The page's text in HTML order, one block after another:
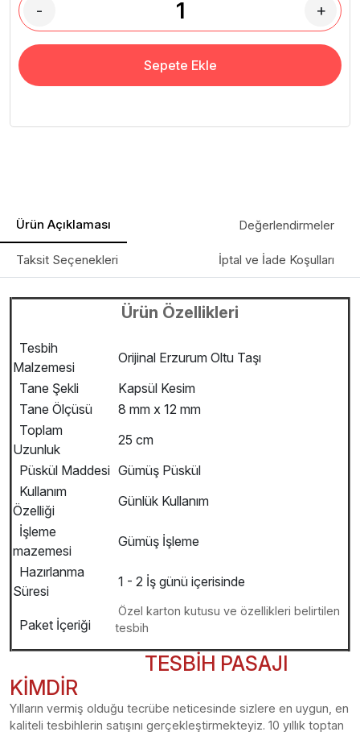
- +
Sepete Ekle
Ürün Açıklaması Değerlendirmeler
Taksit Seçenekleri İptal ve İade Koşulları
Ürün Özellikleri
Tesbih
Malzemesi
Orijinal Erzurum Oltu Taşı
Tane Şekli
Kapsül Kesim
Tane Ölçüsü
8 mm x 12 mm
Toplam
Uzunluk
25 cm
Püskül Maddesi Gümüş Püskül
Kullanım
Özelliği
Günlük Kullanım
İşleme
mazemesi
Gümüş İşleme
Hazırlanma
Süresi
1 - 2 İş günü içerisinde
Paket İçeriği
Özel karton kutusu ve özellikleri belirtilen
tesbih
TESBİH PASAJI
KİMDİR
Yılların vermiş olduğu tecrübe neticesinde sizlere en uygun, en
kaliteli tesbihlerin satışını gerçekleştirmekteyiz. 10 yıllık toptan